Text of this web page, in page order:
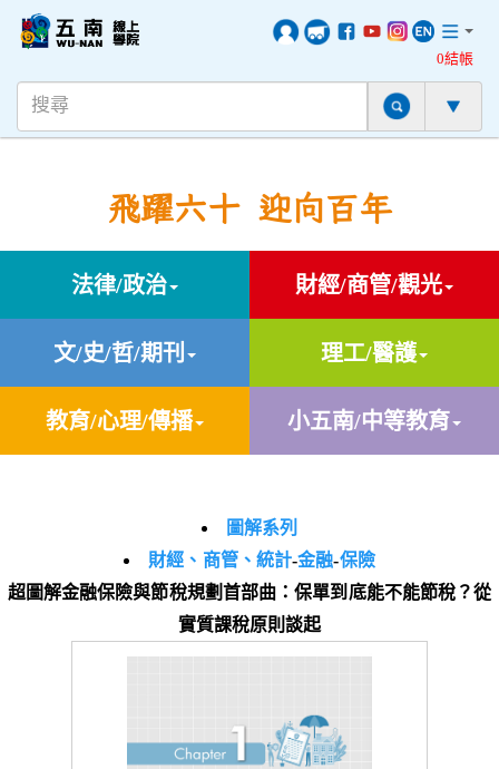
0結帳
飛躍六十 迎向百年
法律/政治 財經/商管/觀光
文/史/哲/期刊 理工/醫護
教育/心理/傳播 小五南/中等教育
圖解系列
財經、商管、統計-金融-保險
超圖解金融保險與節稅規劃首部曲：保單到底能不能節稅？從
實質課稅原則談起